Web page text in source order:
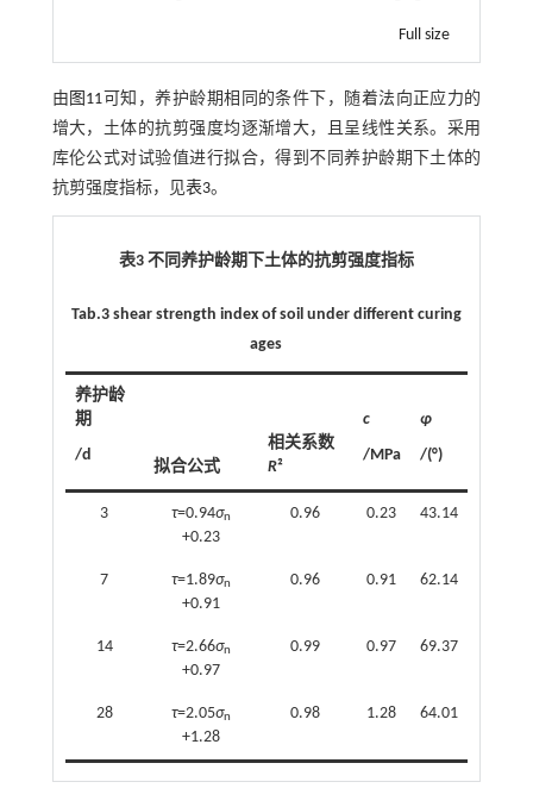
Full size
由 图11 可知，养护龄期相同的条件下，随着法向正应力的
增大，土体的抗剪强度均逐渐增大，且呈线性关系。采用
库伦公式对试验值进行拟合，得到不同养护龄期下土体的
抗剪强度指标，见表3。
表3 不同养护龄期下土体的抗剪强度指标
Tab.3 shear strength index of soil under different curing
ages
养护龄
期
/d
拟合公式
相关系数
R²
c
/MPa
φ
/(°)
3 τ=0.94σn
+0.23
0.96 0.23 43.14
7 τ=1.89σn
+0.91
0.96 0.91 62.14
14 τ=2.66σn
+0.97
0.99 0.97 69.37
28 τ=2.05σn
+1.28
0.98 1.28 64.01